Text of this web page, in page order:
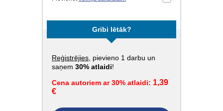
Gribi lētāk?
Reģistrējies , pievieno 1 darbu un
saņem 30% atlaidi!
Cena autoriem ar 30% atlaidi: 1,39
€